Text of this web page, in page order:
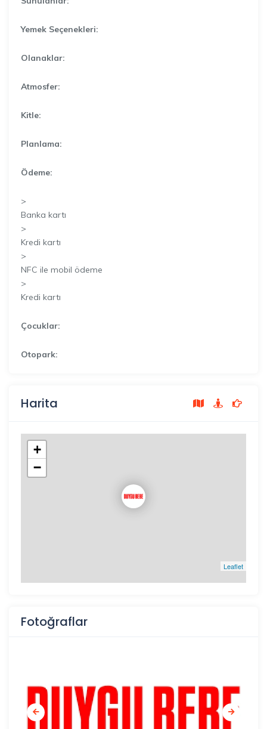
Yemek Seçenekleri:
Olanaklar:
Atmosfer:
Kitle:
Planlama:
Ödeme:
>
Banka kartı
>
Kredi kartı
>
NFC ile mobil ödeme
>
Kredi kartı
Çocuklar:
Otopark:
Harita
+
−
Leaflet
Fotoğraflar